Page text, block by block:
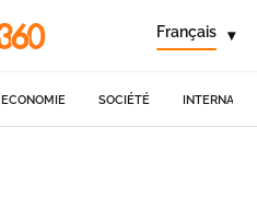
Français ▾
ECONOMIE SOCIÉTÉ